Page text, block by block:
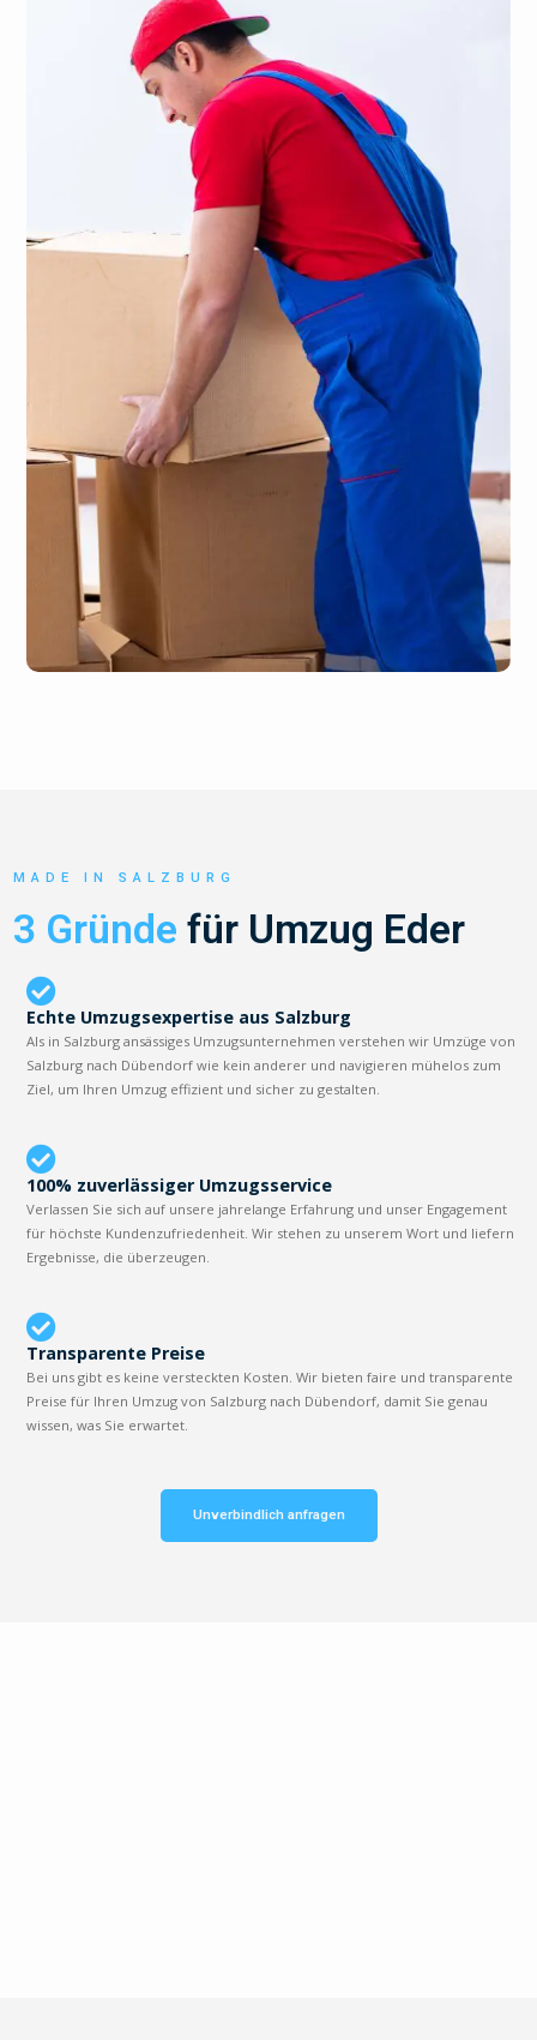
MADE IN SALZBURG
3 Gründe für Umzug Eder
Echte Umzugsexpertise aus Salzburg
Als in Salzburg ansässiges Umzugsunternehmen verstehen wir Umzüge von
Salzburg nach Dübendorf wie kein anderer und navigieren mühelos zum
Ziel, um Ihren Umzug effizient und sicher zu gestalten.
100% zuverlässiger Umzugsservice
Verlassen Sie sich auf unsere jahrelange Erfahrung und unser Engagement
für höchste Kundenzufriedenheit. Wir stehen zu unserem Wort und liefern
Ergebnisse, die überzeugen.
Transparente Preise
Bei uns gibt es keine versteckten Kosten. Wir bieten faire und transparente
Preise für Ihren Umzug von Salzburg nach Dübendorf, damit Sie genau
wissen, was Sie erwartet.
Unverbindlich anfragen